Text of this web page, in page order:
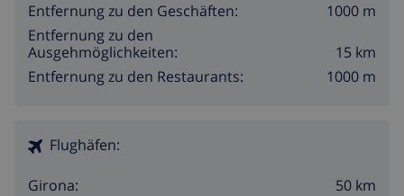
Entfernung zu den Geschäften:
1000 m
Entfernung zu den
Ausgehmöglichkeiten:
15 km
Entfernung zu den Restaurants:
1000 m
Flughäfen:
Girona:
50 km